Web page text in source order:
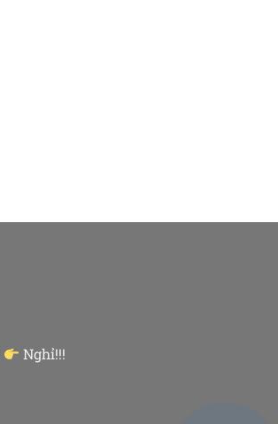
Nghỉ!!!